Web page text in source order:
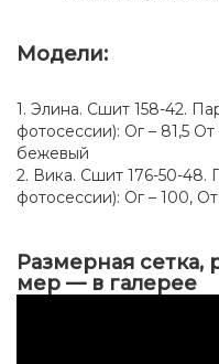
Модели:
1. Элина. Сшит 158-42.
фотосессии): Ог – 81,5
бежевый
2. Вика. Сшит 176-50-
фотосессии): Ог – 100,
Размерная сетка,
мер — в галерее